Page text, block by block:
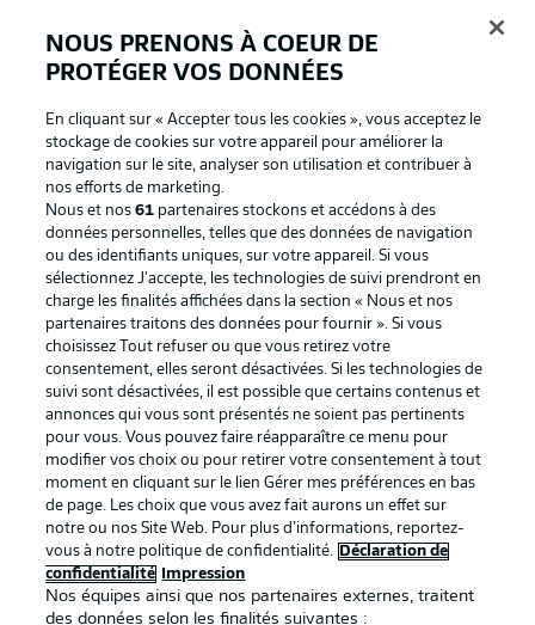
La publicité Conditions d’utilisation des
Mentions Légales Gérer mes préférences
Déclaration de
confidentialité
Diffuseurs
Travaux Contact
Impression Joueurs
NOUS PRENONS À COEUR DE
PROTÉGER VOS DONNÉES
En cliquant sur « Accepter tous les cookies », vous acceptez le
stockage de cookies sur votre appareil pour améliorer la
navigation sur le site, analyser son utilisation et contribuer à
nos efforts de marketing.
Nous et nos61 partenaires stockons et accédons à des
données personnelles, telles que des données de navigation
ou des identifiants uniques, sur votre appareil. Si vous
sélectionnez J'accepte, les technologies de suivi prendront en
charge les finalités affichées dans la section « Nous et nos
partenaires traitons des données pour fournir ». Si vous
choisissez Tout refuser ou que vous retirez votre
consentement, elles seront désactivées. Si les technologies de
suivi sont désactivées, il est possible que certains contenus et
annonces qui vous sont présentés ne soient pas pertinents
pour vous. Vous pouvez faire réapparaître ce menu pour
modifier vos choix ou pour retirer votre consentement à tout
moment en cliquant sur le lien Gérer mes préférences en bas
de page. Les choix que vous avez fait aurons un effet sur
notre ou nos Site Web. Pour plus d’informations, reportez-
vous à notre politique de confidentialité.
Déclaration de
confidentialité
Impression
Nos équipes ainsi que nos partenaires externes, traitent
des données selon les finalités suivantes :